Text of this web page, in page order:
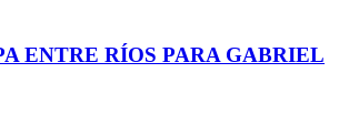
ENTRE RÍOS PARA GABRIEL